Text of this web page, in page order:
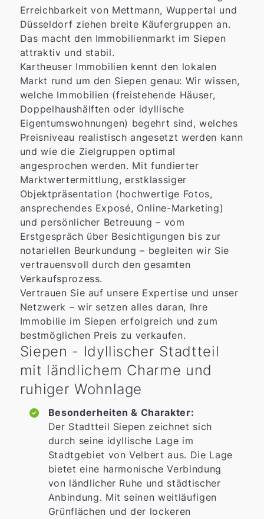
Erreichbarkeit von Mettmann, Wuppertal und
Düsseldorf ziehen breite Käufergruppen an.
Das macht den Immobilienmarkt im Siepen
attraktiv und stabil.
Kartheuser Immobilien kennt den lokalen
Markt rund um den Siepen genau: Wir wissen,
welche Immobilien (freistehende Häuser,
Doppelhaushälften oder idyllische
Eigentumswohnungen) begehrt sind, welches
Preisniveau realistisch angesetzt werden kann
und wie die Zielgruppen optimal
angesprochen werden. Mit fundierter
Marktwertermittlung, erstklassiger
Objektpräsentation (hochwertige Fotos,
ansprechendes Exposé, Online-Marketing)
und persönlicher Betreuung – vom
Erstgespräch über Besichtigungen bis zur
notariellen Beurkundung – begleiten wir Sie
vertrauensvoll durch den gesamten
Verkaufsprozess.
Vertrauen Sie auf unsere Expertise und unser
Netzwerk – wir setzen alles daran, Ihre
Immobilie im Siepen erfolgreich und zum
bestmöglichen Preis zu verkaufen.
Siepen - Idyllischer Stadtteil
mit ländlichem Charme und
ruhiger Wohnlage
Besonderheiten & Charakter:
Der Stadtteil Siepen zeichnet sich
durch seine idyllische Lage im
Stadtgebiet von Velbert aus. Die Lage
bietet eine harmonische Verbindung
von ländlicher Ruhe und städtischer
Anbindung. Mit seinen weitläufigen
Grünflächen und der lockeren